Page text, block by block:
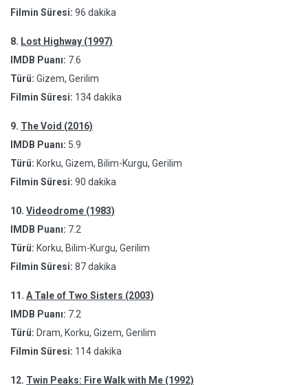
Filmin Süresi: 96 dakika
8. Lost Highway (1997)
IMDB Puanı: 7.6
Türü: Gizem, Gerilim
Filmin Süresi: 134 dakika
9. The Void (2016)
IMDB Puanı: 5.9
Türü: Korku, Gizem, Bilim-Kurgu, Gerilim
Filmin Süresi: 90 dakika
10. Videodrome (1983)
IMDB Puanı: 7.2
Türü: Korku, Bilim-Kurgu, Gerilim
Filmin Süresi: 87 dakika
11. A Tale of Two Sisters (2003)
IMDB Puanı: 7.2
Türü: Dram, Korku, Gizem, Gerilim
Filmin Süresi: 114 dakika
12. Twin Peaks: Fire Walk with Me (1992)